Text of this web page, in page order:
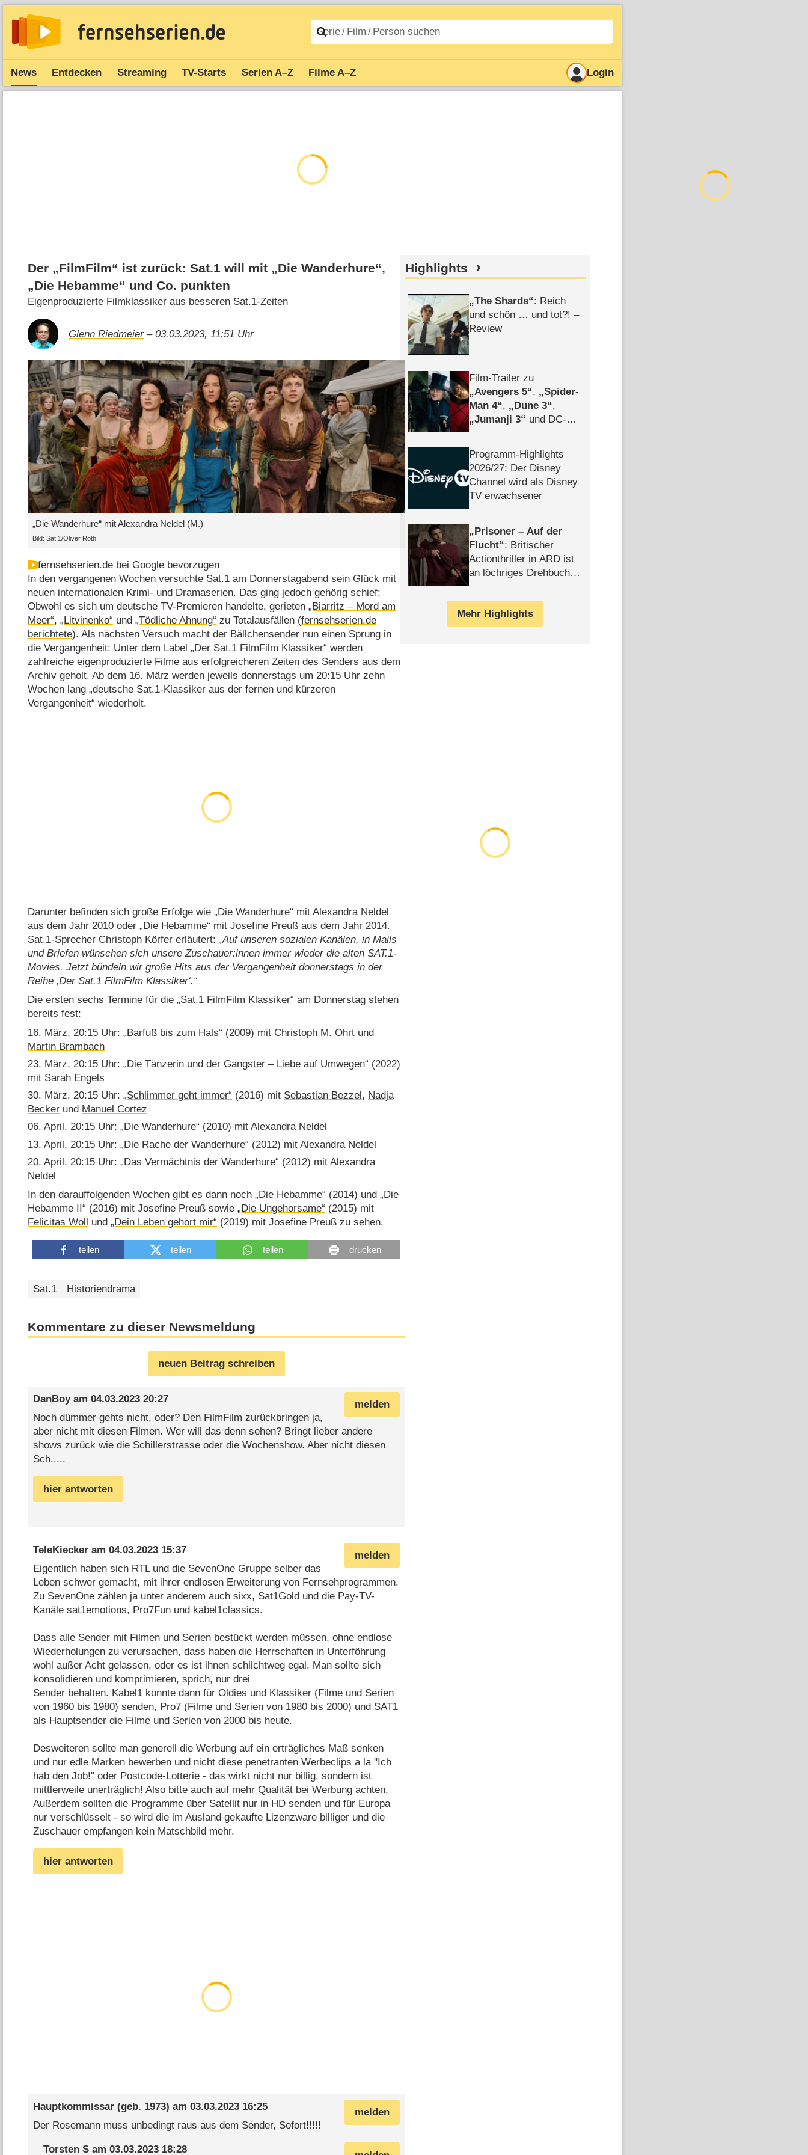
News Entdecken Streaming TV-Starts Serien A–Z Filme A–Z Login
Der „FilmFilm“ ist zurück: Sat.1 will mit „Die Wanderhure“,
„Die Hebamme“ und Co. punkten
Eigenproduzierte Filmklassiker aus besseren Sat.1-Zeiten
Glenn Riedmeier– 03.03.2023, 11:51 Uhr
„Die Wanderhure“ mit Alexandra Neldel (M.)
Bild: Sat.1/Oliver Roth
fernsehserien.de bei Google bevorzugen
In den vergangenen Wochen versuchte Sat.1 am Donnerstagabend sein Glück mit
neuen internationalen Krimi- und Dramaserien. Das ging jedoch gehörig schief:
Obwohl es sich um deutsche TV-Premieren handelte, gerieten„Biarritz – Mord am
Meer“,„Litvinenko“ und„Tödliche Ahnung“ zu Totalausfällen (fernsehserien.de
berichtete). Als nächsten Versuch macht der Bällchensender nun einen Sprung in
die Vergangenheit: Unter dem Label „Der Sat.1 FilmFilm Klassiker“ werden
zahlreiche eigenproduzierte Filme aus erfolgreicheren Zeiten des Senders aus dem
Archiv geholt. Ab dem 16. März werden jeweils donnerstags um 20:15 Uhr zehn
Wochen lang „deutsche Sat.1-Klassiker aus der fernen und kürzeren
Vergangenheit“ wiederholt.
Darunter befinden sich große Erfolge wie„Die Wanderhure“ mitAlexandra Neldel
aus dem Jahr 2010 oder„Die Hebamme“ mitJosefine Preuß aus dem Jahr 2014.
Sat.1-Sprecher Christoph Körfer erläutert: Auf unseren sozialen Kanälen, in Mails
und Briefen wünschen sich unsere Zuschauer:innen immer wieder die alten SAT.1-
Movies. Jetzt bündeln wir große Hits aus der Vergangenheit donnerstags in der
Reihe ‚Der Sat.1 FilmFilm Klassiker‘.
Die ersten sechs Termine für die „Sat.1 FilmFilm Klassiker“ am Donnerstag stehen
bereits fest:
16. März, 20:15 Uhr:„Barfuß bis zum Hals“ (2009) mit Christoph M. Ohrt und
Martin Brambach
23. März, 20:15 Uhr:„Die Tänzerin und der Gangster – Liebe auf Umwegen“ (2022)
mit Sarah Engels
30. März, 20:15 Uhr:„Schlimmer geht immer“ (2016) mit Sebastian Bezzel, Nadja
Becker und Manuel Cortez
06. April, 20:15 Uhr: „Die Wanderhure“ (2010) mit Alexandra Neldel
13. April, 20:15 Uhr: „Die Rache der Wanderhure“ (2012) mit Alexandra Neldel
20. April, 20:15 Uhr: „Das Vermächtnis der Wanderhure“ (2012) mit Alexandra
Neldel
In den darauffolgenden Wochen gibt es dann noch „Die Hebamme“ (2014) und „Die
Hebamme II“ (2016) mit Josefine Preuß sowie„Die Ungehorsame“ (2015) mit
Felicitas Woll
und„Dein Leben gehört mir“ (2019) mit Josefine Preuß zu sehen.
teilen teilen teilen drucken
Sat.1 Historiendrama
Kommentare zu dieser Newsmeldung
neuen Beitrag schreiben
melden
DanBoyam 04.03.2023 20:27
Noch dümmer gehts nicht, oder? Den FilmFilm zurückbringen ja,
aber nicht mit diesen Filmen. Wer will das denn sehen? Bringt lieber andere
shows zurück wie die Schillerstrasse oder die Wochenshow. Aber nicht diesen
Sch.....
hier antworten
melden
TeleKieckeram 04.03.2023 15:37
Eigentlich haben sich RTL und die SevenOne Gruppe selber das
Leben schwer gemacht, mit ihrer endlosen Erweiterung von Fernsehprogrammen.
Zu SevenOne zählen ja unter anderem auch sixx, Sat1Gold und die Pay-TV-
Kanäle sat1emotions, Pro7Fun und kabel1classics.
Dass alle Sender mit Filmen und Serien bestückt werden müssen, ohne endlose
Wiederholungen zu verursachen, dass haben die Herrschaften in Unterföhrung
wohl außer Acht gelassen, oder es ist ihnen schlichtweg egal. Man sollte sich
konsolidieren und komprimieren, sprich, nur drei
Sender behalten. Kabel1 könnte dann für Oldies und Klassiker (Filme und Serien
von 1960 bis 1980) senden, Pro7 (Filme und Serien von 1980 bis 2000) und SAT1
als Hauptsender die Filme und Serien von 2000 bis heute.
Desweiteren sollte man generell die Werbung auf ein erträgliches Maß senken
und nur edle Marken bewerben und nicht diese penetranten Werbeclips a la "Ich
hab den Job!" oder Postcode-Lotterie - das wirkt nicht nur billig, sondern ist
mittlerweile unerträglich! Also bitte auch auf mehr Qualität bei Werbung achten.
Außerdem sollten die Programme über Satellit nur in HD senden und für Europa
nur verschlüsselt - so wird die im Ausland gekaufte Lizenzware billiger und die
Zuschauer empfangen kein Matschbild mehr.
hier antworten
melden
Hauptkommissar(geb. 1973) am 03.03.2023 16:25
Der Rosemann muss unbedingt raus aus dem Sender, Sofort!!!!!
Torsten Sam 03.03.2023 18:28
Highlights
The Shards : Reich
und schön … und tot?! –
Review
Film-Trailer zu
Avengers 5 ,
Spider-
Man 4 , Dune 3 ,
Jumanji 3
und DC-
Programm-Highlights
2026/​27: Der Disney
Channel wird als Disney
TV erwachsener
Prisoner – Auf der
Flucht : Britischer
Actionthriller in ARD ist
an löchriges Drehbuch
Mehr Highlights